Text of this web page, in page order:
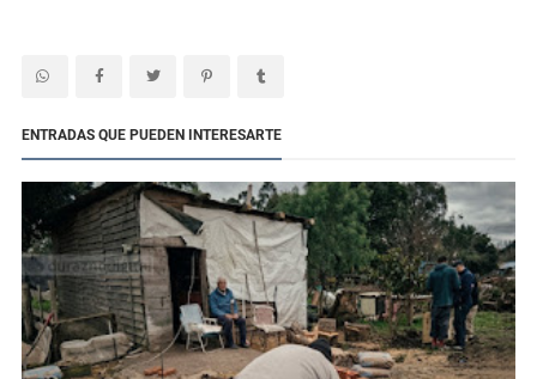
ENTRADAS QUE PUEDEN INTERESARTE